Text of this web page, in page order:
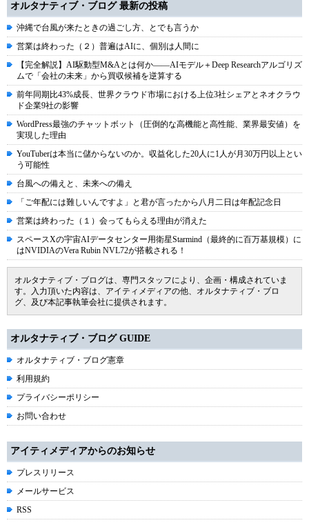
オルタナティブ・ブログ 最新の投稿
沖縄で台風が来たときの過ごし方、とでも言うか
営業は終わった（２）普遍はAIに、個別は人間に
【完全解説】AI駆動型M&Aとは何か――AIモデル＋Deep Researchアルゴリズ
ムで「会社の未来」から買収候補を逆算する
前年同期比43%成長、世界クラウド市場における上位3社シェアとネオクラウ
ド企業9社の影響
WordPress最強のチャットボット（圧倒的な高機能と高性能、業界最安値）を
実現した理由
YouTuberは本当に儲からないのか。収益化した20人に1人が月30万円以上とい
う可能性
台風への備えと、未来への備え
「ご年配には難しいんですよ」と君が言ったから八月二日は年配記念日
営業は終わった（１）会ってもらえる理由が消えた
スペースXの宇宙AIデータセンター用衛星Starmind（最終的に百万基規模）に
はNVIDIAのVera Rubin NVL72が搭載される！
オルタナティブ・ブログは、専門スタッフにより、企画・構成されていま
す。入力頂いた内容は、アイティメディアの他、オルタナティブ・ブロ
グ、及び本記事執筆会社に提供されます。
オルタナティブ・ブログ GUIDE
オルタナティブ・ブログ憲章
利用規約
プライバシーポリシー
お問い合わせ
アイティメディアからのお知らせ
プレスリリース
メールサービス
RSS